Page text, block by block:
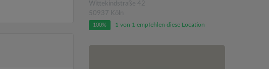
Wittekindstraße 42
50937 Köln
100% 1 von 1 empfehlen diese Location